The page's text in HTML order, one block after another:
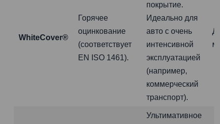
WhiteCover®
Горячее
оцинкование
(соответствует
EN ISO 1461).
покрытие.
Идеально для
авто с очень
интенсивной
эксплуатацией
(например,
коммерческий
транспорт).
Ультимативное